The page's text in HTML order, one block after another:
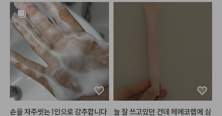
에 발라도 예쁘고, 베이스 하고 립
밤만 발라도 넘 예쁜컬러랍니다!!
영혼을 갈아 만든 사과밤🍎
예전 샀을 때는 색상이 많이 없었는
데 최근 보니 색상도 다양해지고 라
인업도 다양해져서 소장 욕구 더 드
는 것 같아요.
손을 자주씻는 1인으로 강추합니다
늘 잘 쓰고있던 건데 헤메코랩에 심